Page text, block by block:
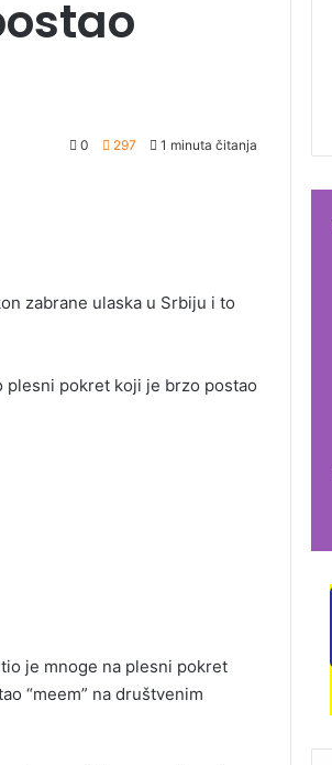
0 297 1 minuta čitanja
zabrane ulaska u Srbiju i to
plesni pokret koji je brzo postao
je mnoge na plesni pokret
“meem” na društvenim